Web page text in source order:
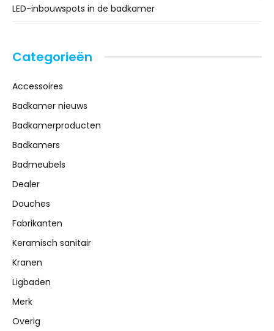
LED-inbouwspots in de badkamer
Categorieën
Accessoires
Badkamer nieuws
Badkamerproducten
Badkamers
Badmeubels
Dealer
Douches
Fabrikanten
Keramisch sanitair
Kranen
Ligbaden
Merk
Overig